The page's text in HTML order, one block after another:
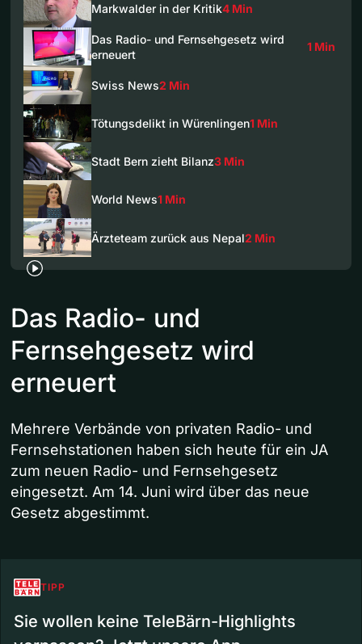
Markwalder in der Kritik4 Min
Das Radio- und Fernsehgesetz wird
erneuert
1 Min
Swiss News2 Min
Tötungsdelikt in Würenlingen1 Min
Stadt Bern zieht Bilanz3 Min
World News1 Min
Ärzteteam zurück aus Nepal2 Min
Das Radio- und
Fernsehgesetz wird
erneuert
Mehrere Verbände von privaten Radio- und
Fernsehstationen haben sich heute für ein JA
zum neuen Radio- und Fernsehgesetz
eingesetzt. Am 14. Juni wird über das neue
Gesetz abgestimmt.
TIPP
Sie wollen keine TeleBärn-Highlights